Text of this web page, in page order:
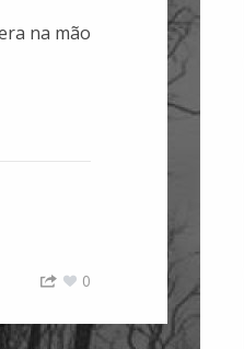
na mão
0